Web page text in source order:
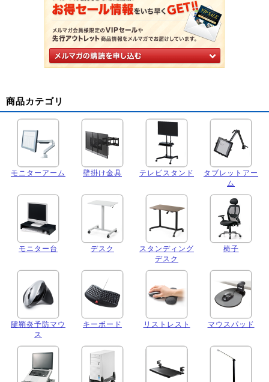
商品カテゴリ
モニターアーム 壁掛け金具 テレビスタンド
タブレットアー
ム
モニター台 デスク
スタンディング
デスク
椅子
腱鞘炎予防マウ
ス
キーボード リストレスト マウスパッド